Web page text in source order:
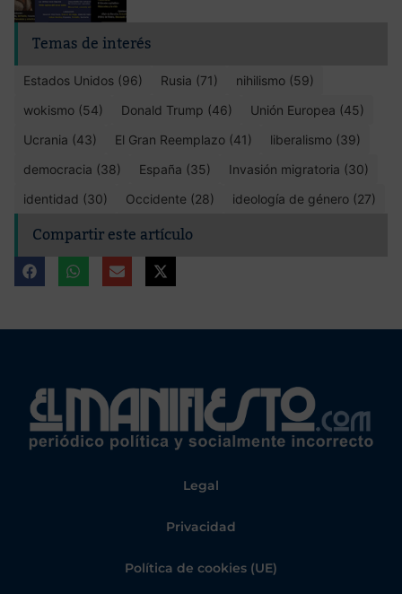
Temas de interés
Estados Unidos (96) Rusia (71)
nihilismo (59)
wokismo (54)
Donald Trump (46)
Unión Europea (45)
Ucrania (43)
El Gran Reemplazo (41)
liberalismo (39)
democracia (38)
España (35)
Invasión migratoria (30)
identidad (30)
Occidente (28) ideología de género (27)
Compartir este artículo
Legal
Privacidad
Política de cookies (UE)